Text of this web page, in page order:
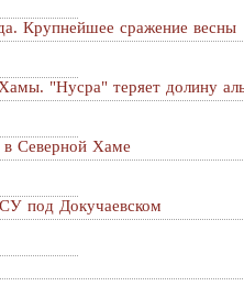
Крупнейшее сражение весны
"Нусра" теряет долину
Северной Хаме
под Докучаевском